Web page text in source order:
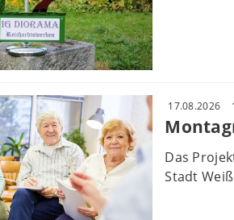
17.08.2026
Das
Stadt